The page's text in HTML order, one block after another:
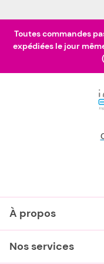
Toutes commandes
expédiées le jour
À propos
Nos services